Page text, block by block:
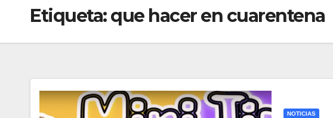
Etiqueta:que hacer en cuarentena
NOTICIAS